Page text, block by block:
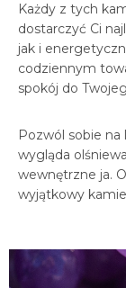
Każdy z tych
dostarczyć Ci
jak i
codziennym
spokój do
Pozwól sobie na
wygląda
wewnętrzne ja.
wyjątkowy